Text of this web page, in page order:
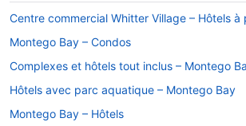
Centre commercial Whitter Village – Hôtels à
Montego Bay – Condos
Complexes et hôtels tout inclus – Montego
Hôtels avec parc aquatique – Montego Bay
Montego Bay – Hôtels